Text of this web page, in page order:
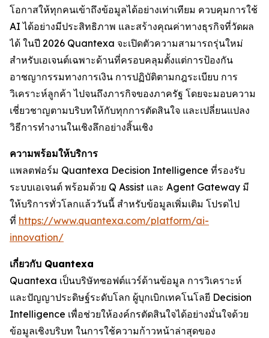
โอกาสให้ทุกคนเข้าถึงข้อมูลได้อย่างเท่าเทียม ควบคุมการใช้
AI ได้อย่างมีประสิทธิภาพ และสร้างคุณค่าทางธุรกิจที่วัดผล
ได้ ในปี 2026 Quantexa จะเปิดตัวความสามารถรุ่นใหม่
สำหรับเอเจนต์เฉพาะด้านที่ครอบคลุมตั้งแต่การป้องกัน
อาชญากรรมทางการเงิน การปฏิบัติตามกฎระเบียบ การ
วิเคราะห์ลูกค้า ไปจนถึงภารกิจของภาครัฐ โดยจะมอบความ
เชี่ยวชาญตามบริบทให้กับทุกการตัดสินใจ และเปลี่ยนแปลง
วิธีการทำงานในเชิงลึกอย่างสิ้นเชิง
ความพร้อมให้บริการ
แพลตฟอร์ม Quantexa Decision Intelligence ที่รองรับ
ระบบเอเจนต์ พร้อมด้วย Q Assist และ Agent Gateway มี
ให้บริการทั่วโลกแล้ววันนี้ สำหรับข้อมูลเพิ่มเติม โปรดไป
ที่ https://www.quantexa.com/platform/ai-
innovation/
เกี่ยวกับ Quantexa
Quantexa เป็นบริษัทซอฟต์แวร์ด้านข้อมูล การวิเคราะห์
และปัญญาประดิษฐ์ระดับโลก ผู้บุกเบิกเทคโนโลยี Decision
Intelligence เพื่อช่วยให้องค์กรตัดสินใจได้อย่างมั่นใจด้วย
ข้อมูลเชิงบริบท ในการใช้ความก้าวหน้าล่าสุดของ